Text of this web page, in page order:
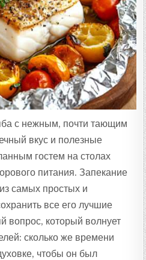
с нежным, почти тающим
вкус и полезные
гостем на столах
питания. Запекание
самых простых и
все его лучшие
вопрос, который волнует
сколько же времени
чтобы он был